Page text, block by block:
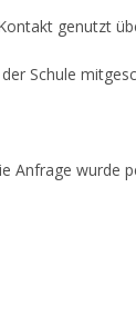
genutzt
Schule
Anfrage wurde